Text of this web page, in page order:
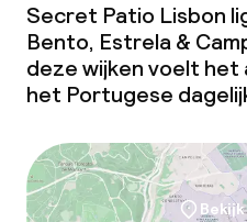
Secret Patio Lisbon
Bento, Estrela &
deze wijken voelt
het Portugese